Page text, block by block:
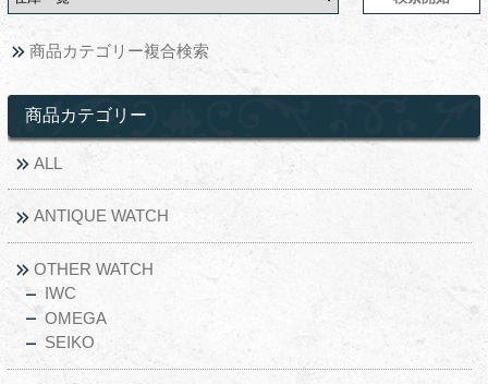
商品カテゴリー複合検索
商品カテゴリー
ALL
ANTIQUE WATCH
OTHER WATCH
IWC
OMEGA
SEIKO